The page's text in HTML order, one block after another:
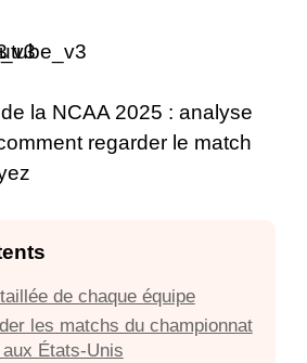
de chaque équipe
les matchs du championnat
États-Unis